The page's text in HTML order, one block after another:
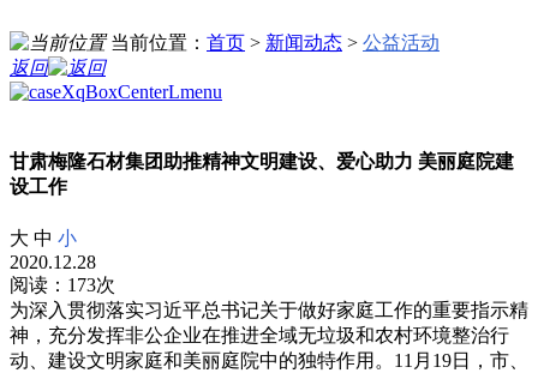
当前位置： 首页 > 新闻动态 > 公益活动
返回
甘肃梅隆石材集团助推精神文明建设、爱心助力 美丽庭院建
设工作
大 中 小
2020.12.28
阅读：173次
为深入贯彻落实习近平总书记关于做好家庭工作的重要指示精
神，充分发挥非公企业在推进全域无垃圾和农村环境整治行
动、建设文明家庭和美丽庭院中的独特作用。11月19日，市、